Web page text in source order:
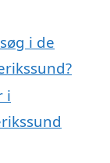
i de
i